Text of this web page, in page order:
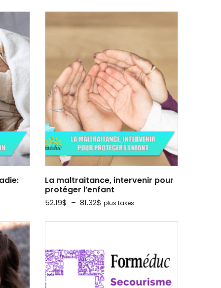
La maltraitance, intervenir pour
protéger l’enfant
52.19$ – 81.32$ Plage
à
81.32$
plus taxes